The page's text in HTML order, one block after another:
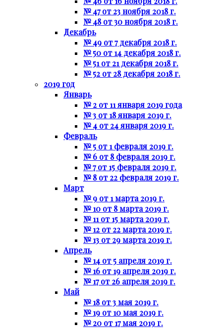
№ 47 от 23 ноября 2018 г.
№ 48 от 30 ноября 2018 г.
Декабрь
№ 49 от 7 декабря 2018 г.
№ 50 от 14 декабря 2018 г.
№ 51 от 21 декабря 2018 г.
№ 52 от 28 декабря 2018 г.
2019 год
Январь
№ 2 от 11 января 2019 года
№ 3 от 18 января 2019 г.
№ 4 от 24 января 2019 г.
Февраль
№ 5 от 1 февраля 2019 г.
№ 6 от 8 февраля 2019 г.
№ 7 от 15 февраля 2019 г.
№ 8 от 22 февраля 2019 г.
Март
№ 9 от 1 марта 2019 г.
№ 10 от 8 марта 2019 г.
№ 11 от 15 марта 2019 г.
№ 12 от 22 марта 2019 г.
№ 13 от 29 марта 2019 г.
Апрель
№ 14 от 5 апреля 2019 г.
№ 16 от 19 апреля 2019 г.
№ 17 от 26 апреля 2019 г.
Май
№ 18 от 3 мая 2019 г.
№ 19 от 10 мая 2019 г.
№ 20 от 17 мая 2019 г.